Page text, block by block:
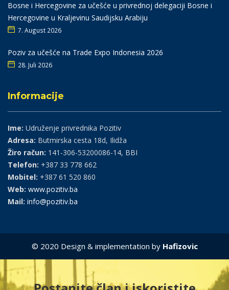
Bosne i Hercegovine za učešće u privrednoj delegaciji Bosne i
Hercegovine u Kraljevinu Saudijsku Arabiju
7. August 2026
Poziv za učešće na Trade Expo Indonesia 2026
28. Juli 2026
Informacije
Ime: Udruženje privrednika Pozitiv
Adresa: Butmirska cesta 18d, Ilidža
Žiro račun: 141-306-53200086-14, BBI
Telefon: +387 33 778 662
Mobitel: +387 61 520 860
Web: www.pozitiv.ba
Mail: info@pozitiv.ba
© 2020 Design & implementation by Hafizovic